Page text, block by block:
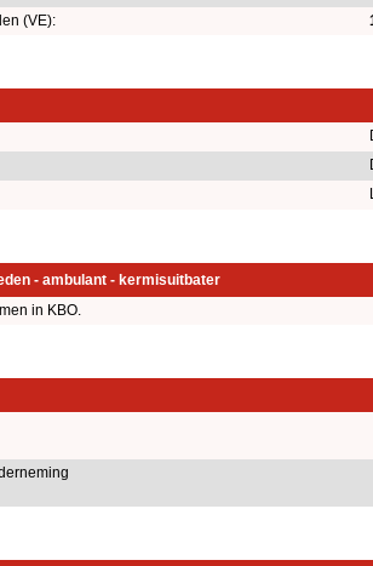
(VE):
- ambulant - kermisuitbater
in KBO.